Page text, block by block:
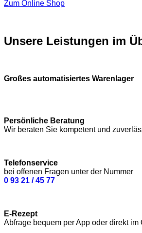
Zum Online Shop
Unsere Leistungen im
Großes automatisiertes Warenlager
Persönliche Beratung
Wir beraten Sie kompetent und
Telefonservice
bei offenen Fragen unter der Nummer
0 93 21 / 45 77
E-Rezept
Abfrage bequem per App oder direkt im